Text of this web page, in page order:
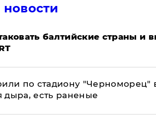
балтийские страны и
по стадиону "Черноморец"
есть раненые